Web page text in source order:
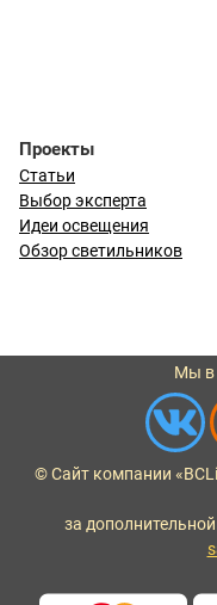
Проекты
Статьи
Выбор эксперта
Идеи освещения
Обзор светильников
Мы в
© Сайт компании
за